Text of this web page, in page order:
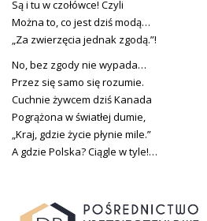
Są i tu w czołówce! Czyli
Można to, co jest dziś modą…
„Za zwierzęcia jednak zgodą.”!
No, bez zgody nie wypada…
Przez się samo się rozumie.
Cuchnie żywcem dziś Kanada
Pogrążona w światłej dumie,
„Kraj, gdzie życie płynie mile.”
A gdzie Polska? Ciągle w tyle!…